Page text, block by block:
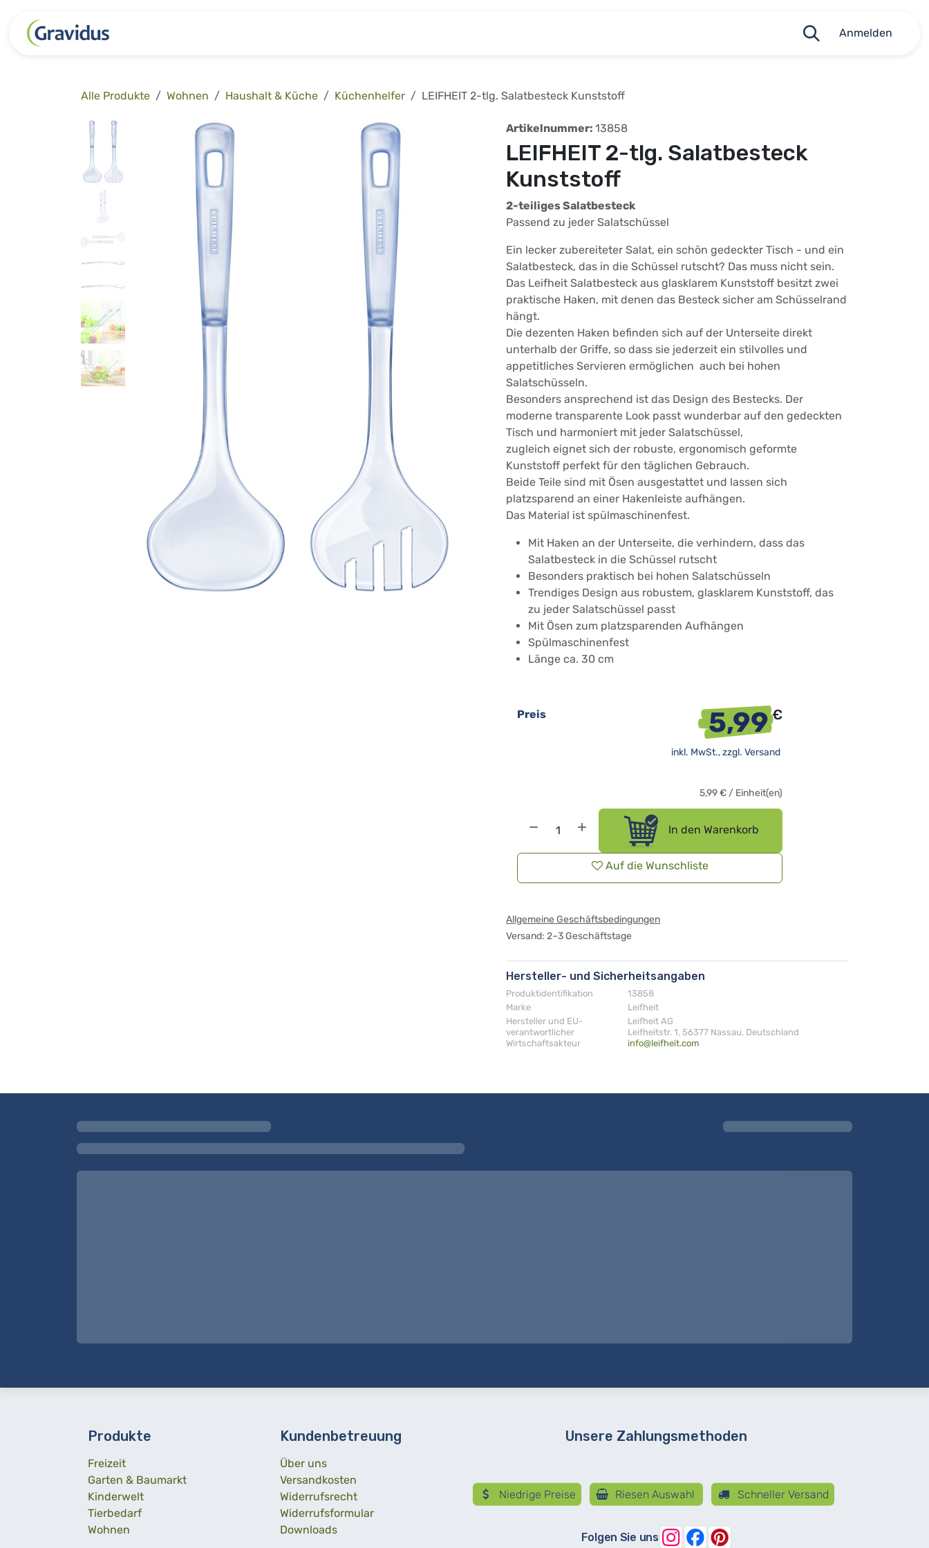
Anmelden
Alle Produkte Wohnen Haushalt & Küche Küchenhelfer LEIFHEIT 2-tlg. Salatbesteck Kunststoff
Artikelnummer: 13858
LEIFHEIT 2-tlg. Salatbesteck
Kunststoff
2-teiliges Salatbesteck
Passend zu jeder Salatschüssel
Ein lecker zubereiteter Salat, ein schön gedeckter Tisch - und ein
Salatbesteck, das in die Schüssel rutscht? Das muss nicht sein.
Das Leifheit Salatbesteck aus glasklarem Kunststoff besitzt zwei
praktische Haken, mit denen das Besteck sicher am Schüsselrand
hängt.
Die dezenten Haken befinden sich auf der Unterseite direkt
unterhalb der Griffe, so dass sie jederzeit ein stilvolles und
appetitliches Servieren ermöglichen  auch bei hohen
Salatschüsseln.
Besonders ansprechend ist das Design des Bestecks. Der
moderne transparente Look passt wunderbar auf den gedeckten
Tisch und harmoniert mit jeder Salatschüssel,
zugleich eignet sich der robuste, ergonomisch geformte
Kunststoff perfekt für den täglichen Gebrauch.
Beide Teile sind mit Ösen ausgestattet und lassen sich
platzsparend an einer Hakenleiste aufhängen.
Das Material ist spülmaschinenfest.
Mit Haken an der Unterseite, die verhindern, dass das
Salatbesteck in die Schüssel rutscht
Besonders praktisch bei hohen Salatschüsseln
Trendiges Design aus robustem, glasklarem Kunststoff, das
zu jeder Salatschüssel passt
Mit Ösen zum platzsparenden Aufhängen
Spülmaschinenfest
Länge ca. 30 cm
In den Warenkorb
Auf die Wunschliste
Preis 5,99€
inkl. MwSt., zzgl. Versand
5,99€/ Einheit(en)
Allgemeine Geschäftsbedingungen
Versand: 2–3 Geschäftstage
Hersteller- und Sicherheitsangaben
Produktidentifikation
13858
Marke
Leifheit
Hersteller und EU-
verantwortlicher
Wirtschaftsakteur
Leifheit AG
Leifheitstr. 1, 56377 Nassau, Deutschland
info@leifheit.com
Produkte
Freizeit
Garten & Baumarkt
Kinderwelt
Tierbedarf
Wohnen
Kundenbetreuung
Über uns
Versandkosten
Widerrufsrecht
Widerrufsformular
Downloads
Unsere Zahlungsmethoden
Niedrige Preise Riesen Auswahl Schneller Versand
Folgen Sie uns